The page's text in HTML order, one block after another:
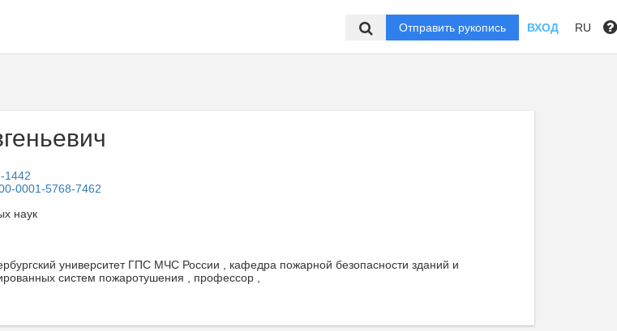
Отправить рукопись ВХОД RU
1442
0001-5768-7462
наук
университет ГПС МЧС России , кафедра пожарной безопасности зданий и
систем пожаротушения , профессор ,